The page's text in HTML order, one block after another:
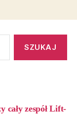
cały zespół Lift-